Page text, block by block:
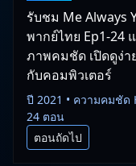
รับชม Me Always
พากย์ไทย Ep1-24
ภาพคมชัด เปิดดูง่
กับคอมพิวเตอร์
ปี 2021 • ความคมชัด
24 ตอน
ตอนถัดไป